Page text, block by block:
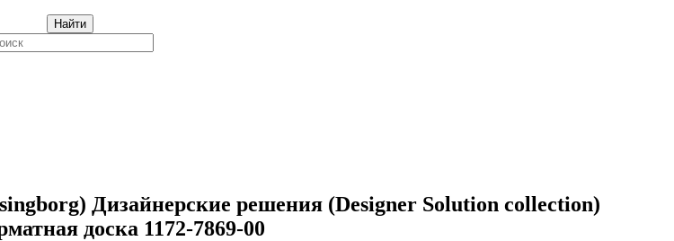
Найти
Дизайнерские решения (Designer Solution collection)
доска 1172-7869-00